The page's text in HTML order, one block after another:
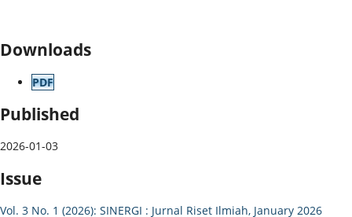
Downloads
PDF
Published
2026-01-03
Issue
Vol. 3 No. 1 (2026): SINERGI : Jurnal Riset Ilmiah, January 2026